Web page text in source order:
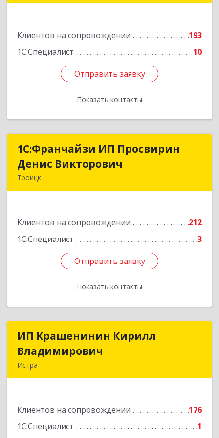
Клиентов на сопровождении
193
1С:Специалист
10
Отправить заявку
Показать контакты
Отправить заявку
Назад
1C:Франчайзи ИП Просвирин
Денис Викторович
Троицк
Клиентов на сопровождении
212
1С:Специалист
3
Отправить заявку
Показать контакты
1C:Франчайзи ИП Просвирин
Денис Викторович
Подробнее
Отправить заявку
Назад
ИП Крашенинин Кирилл
Владимирович
Истра
Клиентов на сопровождении
176
1С:Специалист
1
ИП Крашенинин Кирилл
Подробнее